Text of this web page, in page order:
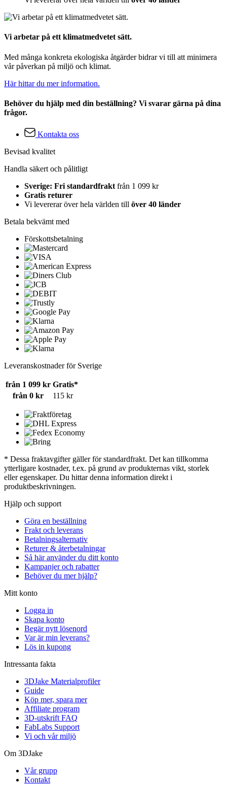
Vi arbetar på ett klimatmedvetet sätt.
Med många konkreta ekologiska åtgärder bidrar vi till att minimera
vår påverkan på miljö och klimat.
Här hittar du mer information.
Behöver du hjälp med din beställning? Vi svarar gärna på dina
frågor.
Kontakta oss
Bevisad kvalitet
Handla säkert och pålitligt
Sverige: Fri standardfrakt från 1 099 kr
Gratis returer
Vi levererar över hela världen till över 40 länder
Betala bekvämt med
Förskottsbetalning
Leveranskostnader för Sverige
från 1 099 kr Gratis*
från 0 kr
115 kr
* Dessa fraktavgifter gäller för standardfrakt. Det kan tillkomma
ytterligare kostnader, t.ex. på grund av produkternas vikt, storlek
eller egenskaper. Du hittar denna information direkt i
produktbeskrivningen.
Hjälp och support
Göra en beställning
Frakt och leverans
Betalningsalternativ
Returer & återbetalningar
Så här använder du ditt konto
Kampanjer och rabatter
Behöver du mer hjälp?
Mitt konto
Logga in
Skapa konto
Begär nytt lösenord
Var är min leverans?
Lös in kupong
Intressanta fakta
3DJake Materialprofiler
Guide
Köp mer, spara mer
Affiliate program
3D-utskrift FAQ
FabLabs Support
Vi och vår miljö
Om 3DJake
Vår grupp
Kontakt